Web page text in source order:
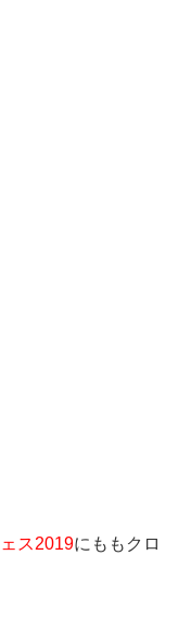
ス2019にももクロ